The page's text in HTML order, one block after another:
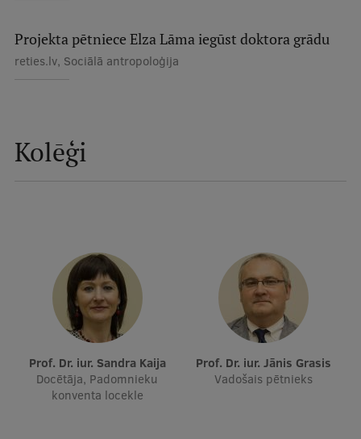
Identitāte
Muzeji un ekspozīcijas
Virtuālā tūre
Ilgtspējīga attīstība
Studiju un vides pieejamība
Dati par 2025. gadu
Projekta pētniece Elza Lāma iegūst doktora grādu
reties.lv, Sociālā antropoloģija
Kolēģi
Prof. Dr. iur. Sandra Kaija
Docētāja, Padomnieku
konventa locekle
Prof. Dr. iur. Jānis Grasis
Vadošais pētnieks